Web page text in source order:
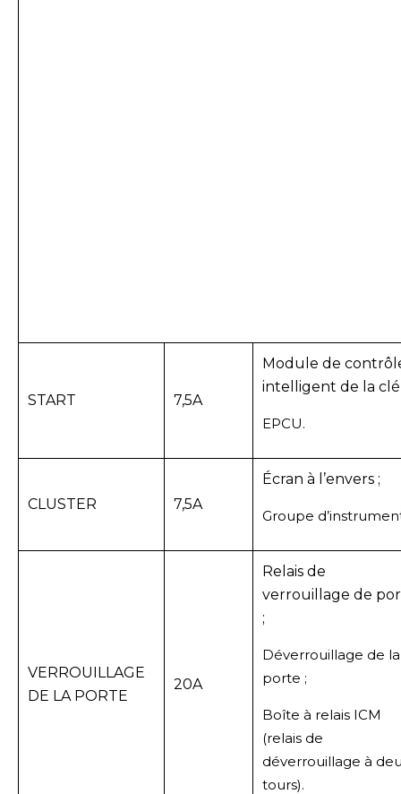
START 7,5A
Module de
intelligent de la clé
EPCU.
CLUSTER 7,5A
Écran à l’envers ;
Groupe
VERROUILLAGE
DE LA PORTE
20A
Relais de
verrouillage de
;
Déverrouillage de la
porte ;
Boîte à relais ICM
(relais de
déverrouillage à
tours).